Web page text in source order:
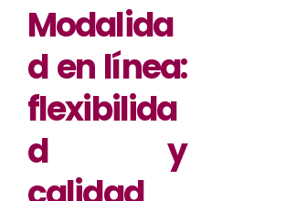
Modalida
d en línea:
flexibilida
d y